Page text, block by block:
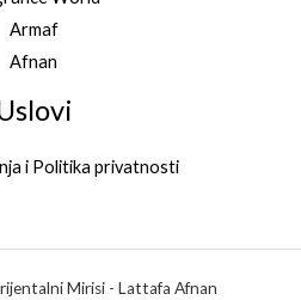
Armaf
Afnan
i Politika privatnosti
Mirisi - Lattafa Afnan